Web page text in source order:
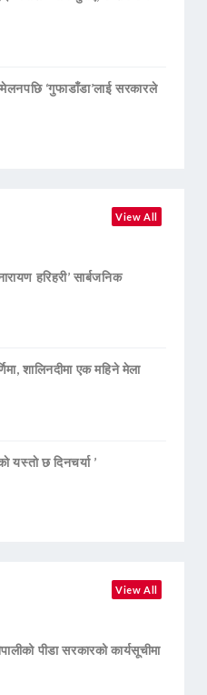
‘गुफाडाँडा’लाई सरकारले
View All
हरिहरी’ सार्बजनिक
शालिनदीमा एक महिने मेला
यस्ताे छ दिनचर्या ’
View All
पीडा सरकारको कार्यसूचीमा